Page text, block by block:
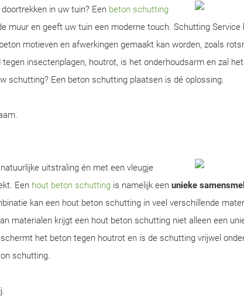
doortrekken in uw tuin? Een beton schutting
muur en geeft uw tuin een moderne touch. Schutting Service
motieven en afwerkingen gemaakt kan worden, zoals
insectenplagen, houtrot, is het onderhoudsarm en zal
schutting? Een beton schutting plaatsen is dé oplossing.
uitstraling én met een vleugje
Een hout beton schutting is namelijk een unieke
kan een hout beton schutting in veel verschillende
materialen krijgt een hout beton schutting niet alleen een
het beton tegen houtrot en is de schutting vrijwel
schutting.